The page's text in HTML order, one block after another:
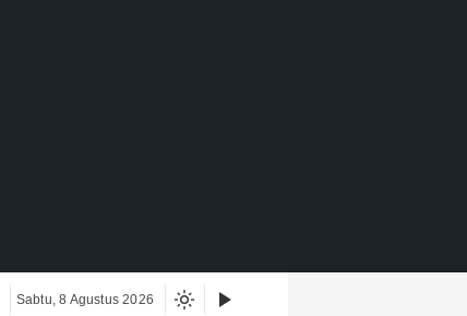
Sabtu, 8 Agustus 2026